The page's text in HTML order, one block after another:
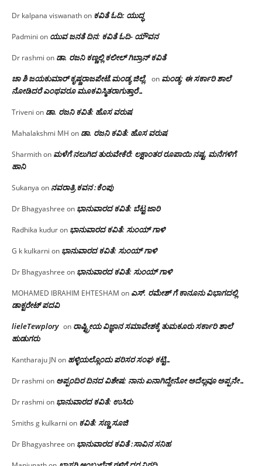
Dr kalpana viswanathon ಕವಿತೆ ಓದಿ: ಯುದ್ಧ
Padmini on ಯುವ ಜನತೆ ದಿನ: ಕವಿತೆ ಓದಿ- ಯೌವನ
Dr rashmi on ಡಾ. ರಜನಿ‌ ಕಣ್ಣಲ್ಲಿ ಕಲೀಲ್ ಗಿಬ್ರಾನ್ ಕವಿತೆ
ಚಾ ಶಿ ಜಯಕುಮಾರ್ ಕೃಷ್ಣರಾಜಪೇಟೆ.ಮಂಡ್ಯ ಜಿಲ್ಲೆ. on ಮಂಡ್ಯ: ಈ ಸರ್ಕಾರಿ ಶಾಲೆ
ನೋಡಿದರೆ ಎಂಥವರೂ ಮೂಕವಿಸ್ಮಿತರಾಗುತ್ತಾರೆ…
Triveni on ಡಾ. ರಜನಿ ಕವಿತೆ: ಹೊಸ ವರುಷ
Mahalakshmi MH on ಡಾ. ರಜನಿ ಕವಿತೆ: ಹೊಸ ವರುಷ
Sharmithon ಮಳೆಗೆ ನಲುಗಿದ ತುರುವೇಕೆರೆ: ಲಕ್ಷಾಂತರ ರೂಪಾಯಿ ನಷ್ಟ, ಮನೆಗಳಿಗೆ
ಹಾನಿ
Sukanya on ನವರಾತ್ರಿ ಕವನ :ಕೆಂಪು
Dr Bhagyashree on ಭಾನುವಾರದ ಕವಿತೆ: ಬೆಟ್ಟ ಜಾರಿ
Radhika kuduron ಭಾನುವಾರದ ಕವಿತೆ: ಸುಂಯ್ ಗಾಳಿ
G k kulkarni on ಭಾನುವಾರದ ಕವಿತೆ: ಸುಂಯ್ ಗಾಳಿ
Dr Bhagyashree on ಭಾನುವಾರದ ಕವಿತೆ: ಸುಂಯ್ ಗಾಳಿ
MOHAMED IBRAHIM EHTESHAM on ಎಸ್. ರಮೇಶ್ ಗೆ ಕಾನೂನು ವಿಭಾಗದಲ್ಲಿ
ಡಾಕ್ಟರೇಟ್ ಪದವಿ
lieleTewplory on ರಾಷ್ಟ್ರೀಯ ವಿಜ್ಞಾನ ಸಮಾವೇಶಕ್ಕೆ‌ ತುಮಕೂರು ಸರ್ಕಾರಿ ಶಾಲೆ
ಹುಡುಗರು
Kantharaju JN on ಹಳ್ಳಿಯಲ್ಲೊಂದು ಪರಿಸರ ಸಂಘ ಕಟ್ಟಿ…
Dr rashmi on ಅಪ್ಪಂದಿರ ದಿನದ ವಿಶೇಷ: ನಾನು ಏನಾಗಿದ್ದೇನೋ‌ ಅದೆಲ್ಲವೂ ಅಪ್ಪನೇ…
Dr rashmi on ಭಾನುವಾರದ ಕವಿತೆ: ಉಸಿರು
Smiths g kulkarni on ಕವಿತೆ: ಸಣ್ಣ ಸೂಜಿ
Dr Bhagyashree on ಭಾನುವಾರದ ಕವಿತೆ :ಸಾವಿನ ಸನಿಹ